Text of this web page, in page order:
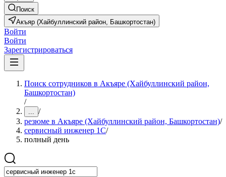
Поиск
Акъяр (Хайбуллинский район, Башкортостан)
Войти
Войти
Зарегистрироваться
Поиск сотрудников в Акъяре (Хайбуллинский район,
Башкортостан)
/
... /
резюме в Акъяре (Хайбуллинский район, Башкортостан)/
сервисный инженер 1С/
полный день